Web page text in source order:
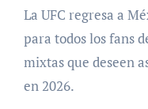
La UFC regresa a México con una función especial
para todos los fans
mixtas que deseen
en 2026.